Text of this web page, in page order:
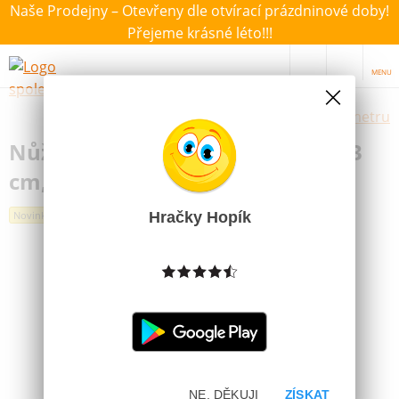
Naše Prodejny – Otevřeny dle otvírací prázdninové doby!
Přejeme krásné léto!!!
MENU
Výběr hraček dle zvoleného parametru
Nůžky MAPED Pulse Soft Neon 13
cm, mix barev, BL
Novinka Hračky Hopík
ZÍSKAT
NE, DĚKUJI